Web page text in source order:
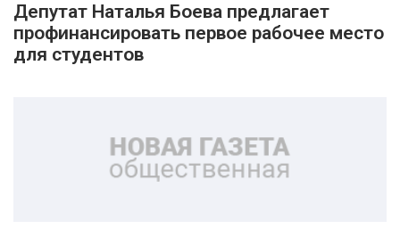
Депутат Наталья Боева предлагает
профинансировать первое рабочее место
для студентов